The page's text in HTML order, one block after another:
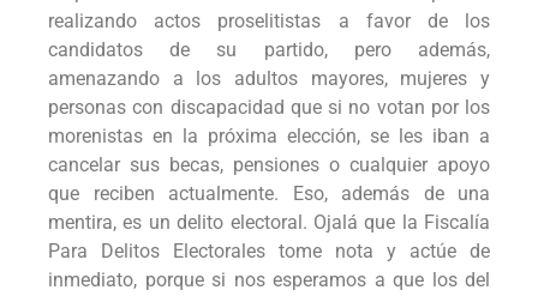
realizando actos proselitistas a favor de los
candidatos de su partido, pero además,
amenazando a los adultos mayores, mujeres y
personas con discapacidad que si no votan por los
morenistas en la próxima elección, se les iban a
cancelar sus becas, pensiones o cualquier apoyo
que reciben actualmente. Eso, además de una
mentira, es un delito electoral. Ojalá que la Fiscalía
Para Delitos Electorales tome nota y actúe de
inmediato, porque si nos esperamos a que los del